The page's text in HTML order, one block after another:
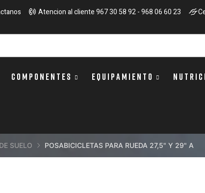
Atencion al cliente 967 30 58 92 - 968 06 60 23
COMPONENTES EQUIPAMIENTO
SUELO POSABICICLETAS PARA RUEDA 27,5" Y 29" A